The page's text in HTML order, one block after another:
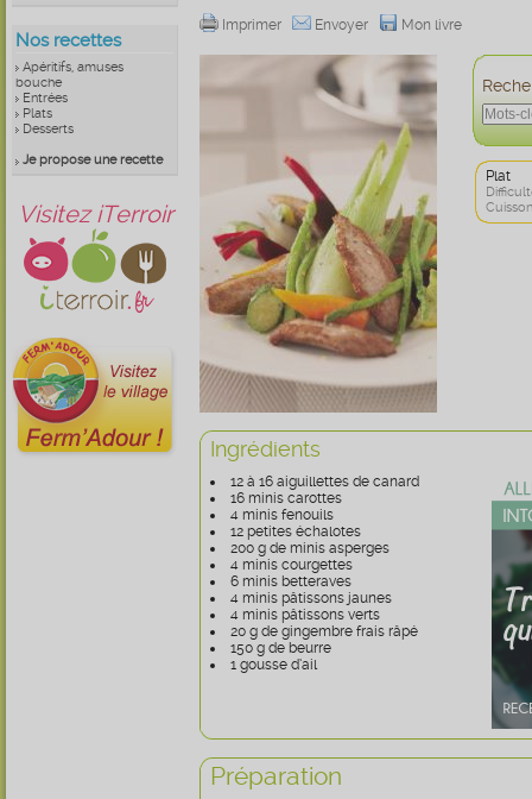
Nos recettes
Apéritifs, amuses
bouche
Entrées
Plats
Desserts
Je propose une recette
Visitez iTerroir
Imprimer Envoyer Mon livre
Plat
Ingrédients
12 à 16 aiguillettes de canard
16 minis carottes
4 minis fenouils
12 petites échalotes
200 g de minis asperges
4 minis courgettes
6 minis betteraves
4 minis pâtissons jaunes
4 minis pâtissons verts
20 g de gingembre frais râpé
150 g de beurre
1 gousse d’ail
Préparation